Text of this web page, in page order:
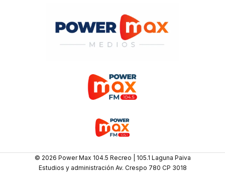
© 2026 Power Max 104.5 Recreo | 105.1 Laguna Paiva
Estudios y administración Av. Crespo 780 CP 3018